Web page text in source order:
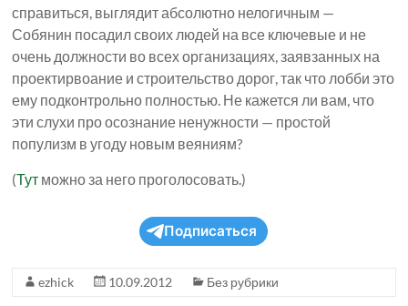
справиться, выглядит абсолютно нелогичным —
Собянин посадил своих людей на все ключевые и не
очень должности во всех организациях, заявзанных на
проектирвоание и строительство дорог, так что лобби это
ему подконтрольно полностью. Не кажется ли вам, что
эти слухи про осознание ненужности — простой
популизм в угоду новым веяниям?
(Тут можно за него проголосовать.)
Подписаться
ezhick 10.09.2012 Без рубрики